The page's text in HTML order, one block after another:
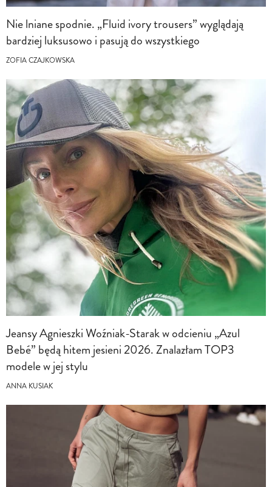
Nie lniane spodnie. „Fluid ivory trousers” wyglądają
bardziej luksusowo i pasują do wszystkiego
ZOFIA CZAJKOWSKA
Jeansy Agnieszki Woźniak-Starak w odcieniu „Azul
Bebé” będą hitem jesieni 2026. Znalazłam TOP3
modele w jej stylu
ANNA KUSIAK